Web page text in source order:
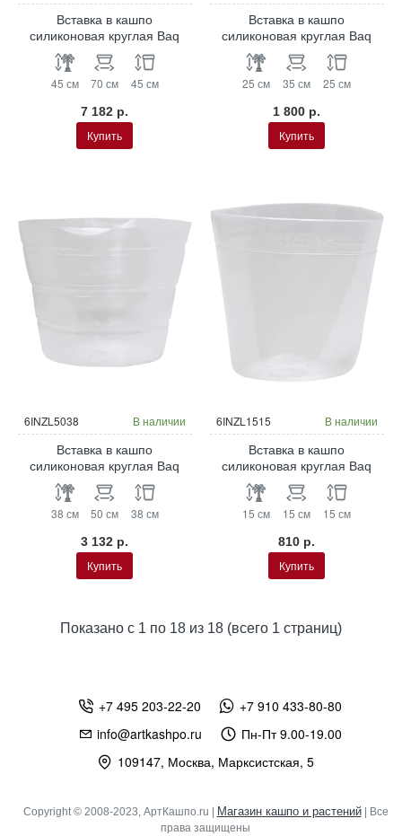
Вставка в кашпо
силиконовая круглая Baq
45 см 70 см 45 см
7 182 р.
Купить
Вставка в кашпо
силиконовая круглая Baq
25 см 35 см 25 см
1 800 р.
Купить
6INZL5038 В наличии
Вставка в кашпо
силиконовая круглая Baq
38 см 50 см 38 см
3 132 р.
Купить
6INZL1515 В наличии
Вставка в кашпо
силиконовая круглая Baq
15 см 15 см 15 см
810 р.
Купить
Показано с 1 по 18 из 18 (всего 1 страниц)
+7 495 203-22-20
+7 910 433-80-80
info@artkashpo.ru
Пн-Пт 9.00-19.00
109147, Москва, Марксистская, 5
Copyright © 2008-2023, АртКашпо.ru | Магазин кашпо и растений| Все
права защищены